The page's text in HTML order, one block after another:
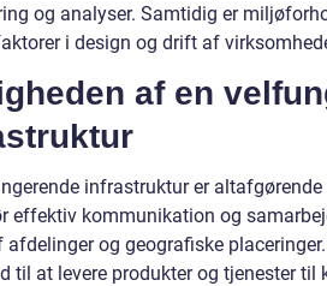
og analyser. Samtidig er
i design og drift af
af en
infrastruktur er
effektiv kommunikation og
og geografiske
til at levere produkter og tjenester til